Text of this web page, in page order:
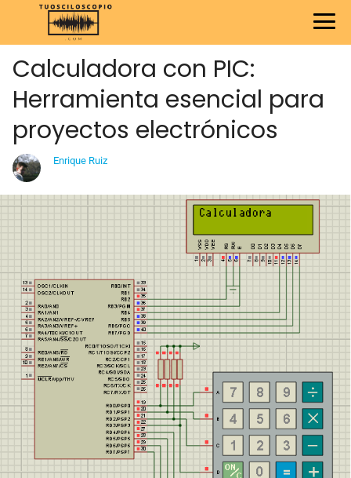
Calculadora con PIC:
Herramienta esencial para
proyectos electrónicos
Enrique Ruiz